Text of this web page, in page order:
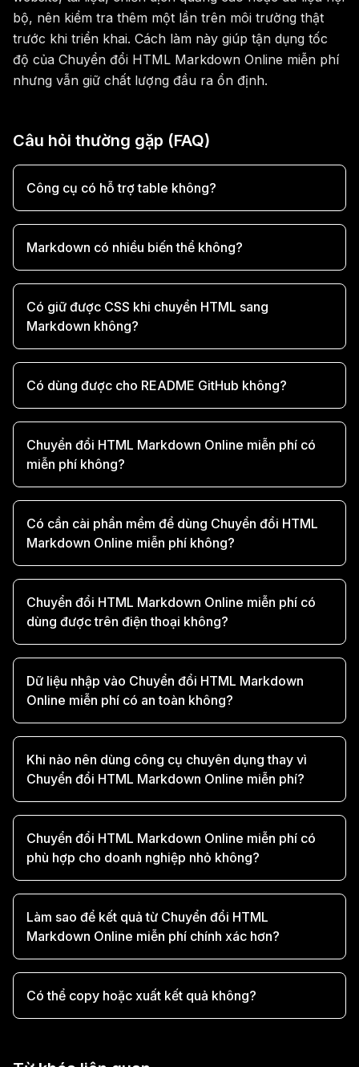
bộ, nên kiểm tra thêm một lần trên môi trường thật
trước khi triển khai. Cách làm này giúp tận dụng tốc
độ của Chuyển đổi HTML Markdown Online miễn phí
nhưng vẫn giữ chất lượng đầu ra ổn định.
Câu hỏi thường gặp (FAQ)
Công cụ có hỗ trợ table không?
Markdown có nhiều biến thể không?
Có giữ được CSS khi chuyển HTML sang
Markdown không?
Có dùng được cho README GitHub không?
Chuyển đổi HTML Markdown Online miễn phí có
miễn phí không?
Có cần cài phần mềm để dùng Chuyển đổi HTML
Markdown Online miễn phí không?
Chuyển đổi HTML Markdown Online miễn phí có
dùng được trên điện thoại không?
Dữ liệu nhập vào Chuyển đổi HTML Markdown
Online miễn phí có an toàn không?
Khi nào nên dùng công cụ chuyên dụng thay vì
Chuyển đổi HTML Markdown Online miễn phí?
Chuyển đổi HTML Markdown Online miễn phí có
phù hợp cho doanh nghiệp nhỏ không?
Làm sao để kết quả từ Chuyển đổi HTML
Markdown Online miễn phí chính xác hơn?
Có thể copy hoặc xuất kết quả không?